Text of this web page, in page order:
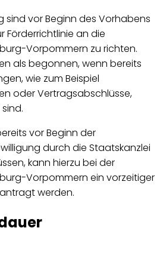
sind vor Beginn des Vorhabens
Förderrichtlinie an die
Vorpommern zu richten.
als begonnen, wenn bereits
wie zum Beispiel
oder Vertragsabschlüsse,
vor Beginn der
durch die Staatskanzlei
kann hierzu bei der
Vorpommern ein vorzeitiger
werden.